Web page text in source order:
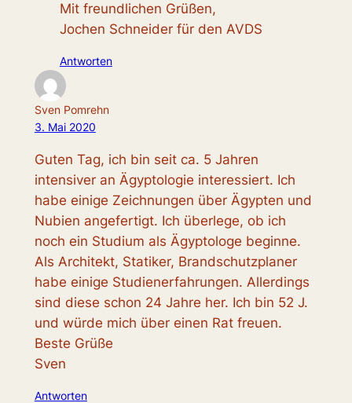
Mit freundlichen Grüßen,
Jochen Schneider für den AVDS
Antworten
Sven Pomrehn
3. Mai 2020
Guten Tag, ich bin seit ca. 5 Jahren
intensiver an Ägyptologie interessiert. Ich
habe einige Zeichnungen über Ägypten und
Nubien angefertigt. Ich überlege, ob ich
noch ein Studium als Ägyptologe beginne.
Als Architekt, Statiker, Brandschutzplaner
habe einige Studienerfahrungen. Allerdings
sind diese schon 24 Jahre her. Ich bin 52 J.
und würde mich über einen Rat freuen.
Beste Grüße
Sven
Antworten